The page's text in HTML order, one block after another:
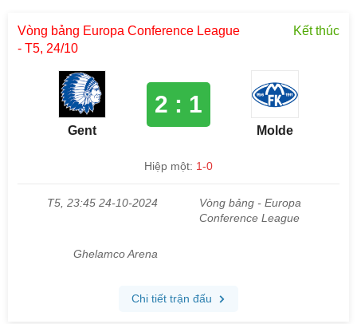
Vòng bảng Europa Conference League
- T5, 24/10
Kết thúc
Gent
2 : 1
Molde
Hiệp một: 1-0
T5, 23:45 24-10-2024
Vòng bảng - Europa
Conference League
Ghelamco Arena
Chi tiết trận đấu